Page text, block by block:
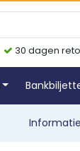
30 dagen
Informatie